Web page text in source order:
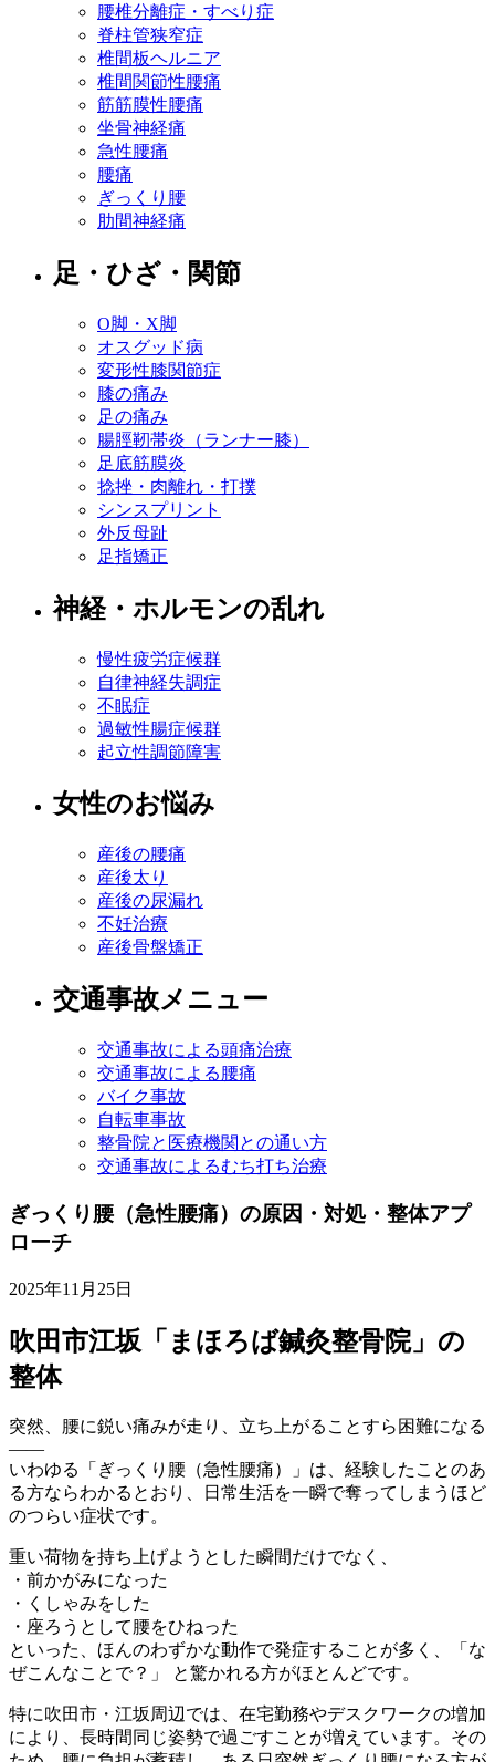
腰椎分離症・すべり症
脊柱管狭窄症
椎間板ヘルニア
椎間関節性腰痛
筋筋膜性腰痛
坐骨神経痛
急性腰痛
腰痛
ぎっくり腰
肋間神経痛
足・ひざ・関節
O脚・X脚
オスグッド病
変形性膝関節症
膝の痛み
足の痛み
腸脛靭帯炎（ランナー膝）
足底筋膜炎
捻挫・肉離れ・打撲
シンスプリント
外反母趾
足指矯正
神経・ホルモンの乱れ
慢性疲労症候群
自律神経失調症
不眠症
過敏性腸症候群
起立性調節障害
女性のお悩み
産後の腰痛
産後太り
産後の尿漏れ
不妊治療
産後骨盤矯正
交通事故メニュー
交通事故による頭痛治療
交通事故による腰痛
バイク事故
自転車事故
整骨院と医療機関との通い方
交通事故によるむち打ち治療
ぎっくり腰（急性腰痛）の原因・対処・整体アプ
ローチ
2025年11月25日
吹田市江坂「まほろば鍼灸整骨院」の
整体
突然、腰に鋭い痛みが走り、立ち上がることすら困難になる
——
いわゆる「ぎっくり腰（急性腰痛）」は、経験したことのあ
る方ならわかるとおり、日常生活を一瞬で奪ってしまうほど
のつらい症状です。
重い荷物を持ち上げようとした瞬間だけでなく、
・前かがみになった
・くしゃみをした
・座ろうとして腰をひねった
といった、ほんのわずかな動作で発症することが多く、「な
ぜこんなことで？」 と驚かれる方がほとんどです。
特に吹田市・江坂周辺では、在宅勤務やデスクワークの増加
により、長時間同じ姿勢で過ごすことが増えています。その